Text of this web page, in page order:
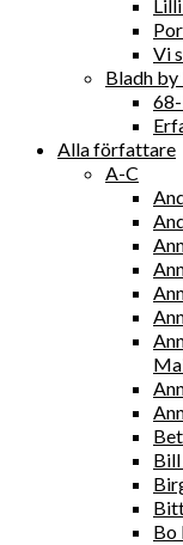
Vi
Bladh by
Alla författare
A-C
Bo